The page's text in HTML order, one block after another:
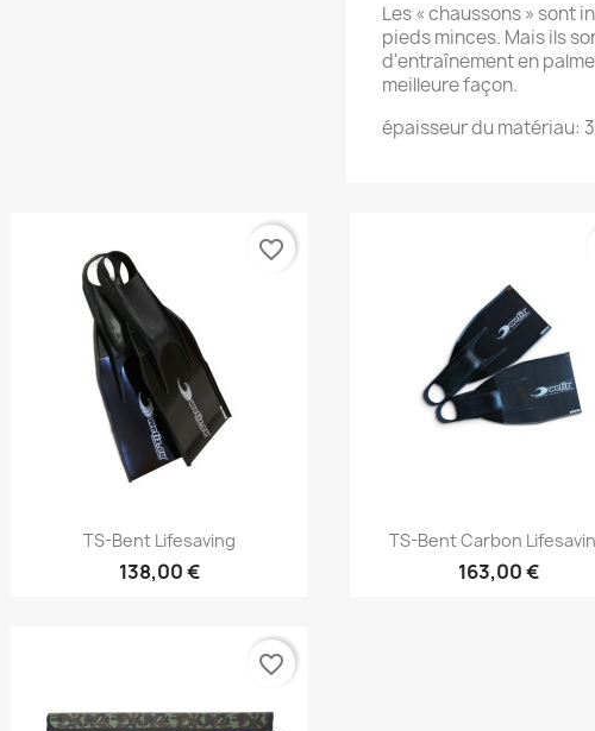
Les « chaussons » sont
pieds minces. Mais ils
d'entraînement en
meilleure façon.
épaisseur du matériau:
Aperçu rapide
TS-Bent Lifesaving
138,00 €
favorite_border
Aperçu rapide
TS-Bent Carbon
163,00 €
favorite_border